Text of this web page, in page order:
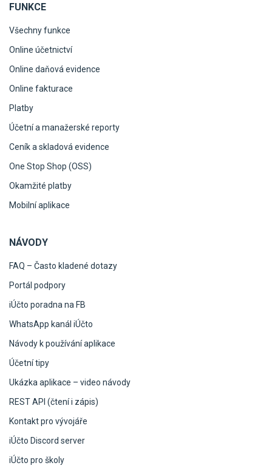
FUNKCE
Všechny funkce
Online účetnictví
Online daňová evidence
Online fakturace
Platby
Účetní a manažerské reporty
Ceník a skladová evidence
One Stop Shop (OSS)
Okamžité platby
Mobilní aplikace
NÁVODY
FAQ – Často kladené dotazy
Portál podpory
iÚčto poradna na FB
WhatsApp kanál iÚčto
Návody k používání aplikace
Účetní tipy
Ukázka aplikace – video návody
REST API (čtení i zápis)
Kontakt pro vývojáře
iÚčto Discord server
iÚčto pro školy